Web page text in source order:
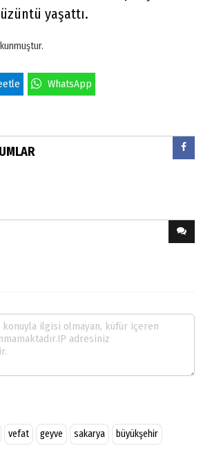
yaşattı.
WhatsApp
vefat geyve sakarya
büyükşehir